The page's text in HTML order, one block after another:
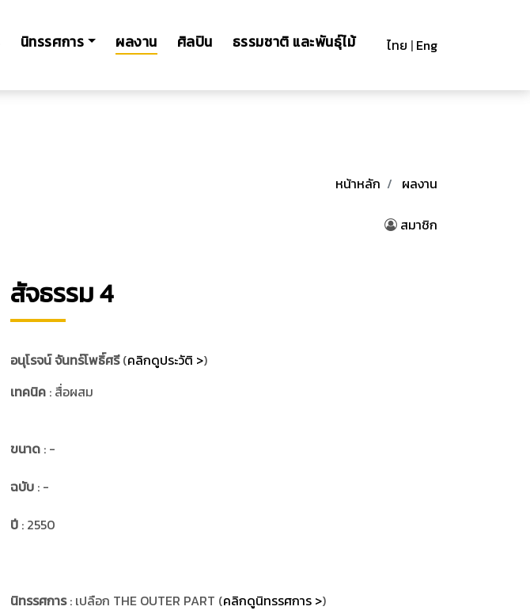
นิทรรศการ ผลงาน ศิลปิน ธรรมชาติ และพันธุ์ไม้ ไทย | Eng
หน้าหลัก ผลงาน
สมาชิก
สัจธรรม 4
อนุโรจน์ จันทร์โพธิ์ศรี(คลิกดูประวัติ >)
เทคนิค : สื่อผสม
ขนาด : -
ฉบับ : -
ปี : 2550
นิทรรศการ: เปลือก THE OUTER PART (คลิกดูนิทรรศการ >)